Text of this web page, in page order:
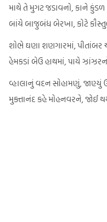
માથે તે મુગટ જડાવનો, કાને કુંડળ
બાંયે બાજુબંધ બેરખા, કોટે
શોભે ઘણા શણગારમાં, પીતાંબર
હેમકડાં બેઉ હાથમાં, પાયે
વ્હાલાનું વદન સોહામણું, જાણ્યું
મુક્તાનંદ કહે મોહનવરને, જોઈ